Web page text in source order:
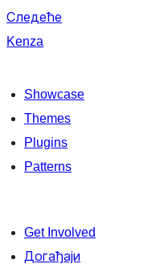
Следеће
Kenza
Showcase
Themes
Plugins
Patterns
Get Involved
Догађаји